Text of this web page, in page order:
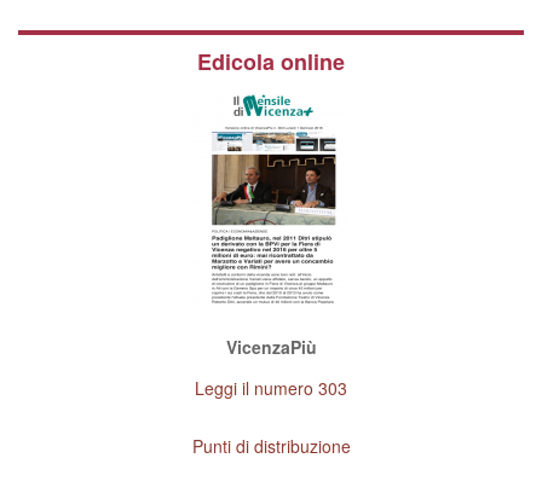
Edicola online
VicenzaPiù
Leggi il numero 303
Punti di distribuzione